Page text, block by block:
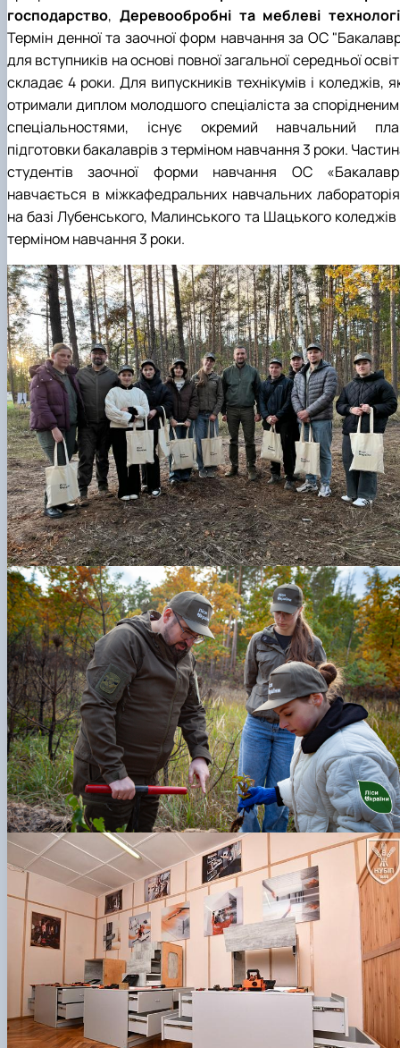
БОРИСЕНКО Володимир Валерійович
(29.07.1981 - 02.02.2024 р.), випускник 2002
ро…
ГОЛУБ Артур Володимирович (13.04.1994 -
12.09.2021 р.), випускник 2020 року.
ГОРЕЦЬКИЙ Олег Петрович (22.11.1974 -
18.06.2022 р.), випускник 1999 року.
ГОРОБЕНКО Олександр Миколайович
(13.09.1986 - 11.11.2024 р.), випускник 2023 ро…
ДАНИЛЕНКО Андрій Миколайович
- 24.08.2024 р.), випускник 2016 року.
ДОСЯК Дмитро Дмитрович (14.05.1981 -
22.12.2023 р.), випускник 2004 року.
ДРУЗЬ Валерій Іванович (02.10.1980 -
05.09.2023 р.), випускник 2003 року.
ДУБИНА Сергій Анатолійович (24.04.1983 -
31.07.2023 р.), випускник 2005 року.
ЗАЛОЗНИЙ Вʼячеслав Анатолійович
(11.06.1984 - 24.09.2024 р.), випускник 2006
ро…
КОВАЛЬСЬКИЙ Павло Васильович
- 06.05.2022 р.), випускник 1999 року.
КОРЕНЬ Володимир Анатолійович
- 08.02.2025 р.), випускник 2013 рок…
ЛАЗЕБНИК Іван Вікторович (25.02.1993 -
17.09.2023 р.), випускник 2019 року, спі…
ЛЕВЧЕНКО Валентин Віталійович
19.07.2022 р.), студент 1-го курсу …
ЛІЧНИЙ Юрій Русланович (06.05.1996 -
15.12.2024 р.), випускник 2019 року.
МИКУЛІЧ Богдан Олексійович (07.08.1991
-12.07.2023 р.), випускник 2013 року.
МИРОНЕНКО Михайло Вікторович
- 24.05.2024 р.), випускник 1999 року.
МУЗИЧЕНКО Костянтин Вікторович
(18.02.1993 – 13.02.2023 р.), випускник 2021
рок…
ОБЛОМЕЙ Семен Олександрович
- 21.06.2022 р.), студент 3-го курсу 20…
ПАЛІЄНКО Максим Володимирович
- 24.08.2022 р.), випускник 2011 року.
ПЕТРИЧЕНКО Віктор Михайлович
17.05.2022 р.), випускник 2011 року.
СЕРГА Петро Грирорович (18.06.1999 -
17.04.2024 р.), студент 2-го курсу 2024 рі…
СОЛОВЙОВ Сергій Олександрович
(08.06.1983 - 27.09.2022 р.), випускник 2017
року.
СОРОКА Олександр Григорович
03.07.2023 р.), випускник 2019 року.
СТЕПАНОВ Віталій Анатолійович
- 20.05.2022 р.), випускник 1999 року.
ТЕРЕЩЕНКО Ростислав Віталійович
- 28.12.2023 р.), студент 2 курсу з…
ТУШАКОВСЬКИЙ Борис Олександрович
(02.05.1981 - 02.02.2025 р.), випускник 2003 р…
Лісопожежні школи
Міжнародні стандарти з гасіння пожеж
Пожежне законодавство
Контакти
господарство, Деревообробні та меблеві
Термін денної та заочної форм навчання за ОС
для вступників на основі повної загальної середньої
складає 4 роки. Для випускників технікумів і коледжів,
отримали диплом молодшого спеціаліста за
спеціальностями, існує окремий навчальний
підготовки бакалаврів з терміном навчання 3 роки.
студентів заочної форми навчання ОС
навчається в міжкафедральних навчальних
на базі Лубенського, Малинського та Шацького коледжів
терміном навчання 3 роки.